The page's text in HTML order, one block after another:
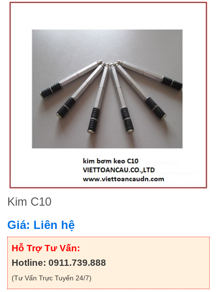
Kim C10
Giá: Liên hệ
Hỗ Trợ Tư Vấn:
Hotline: 0911.739.888
(Tư Vấn Trực Tuyến 24/7)